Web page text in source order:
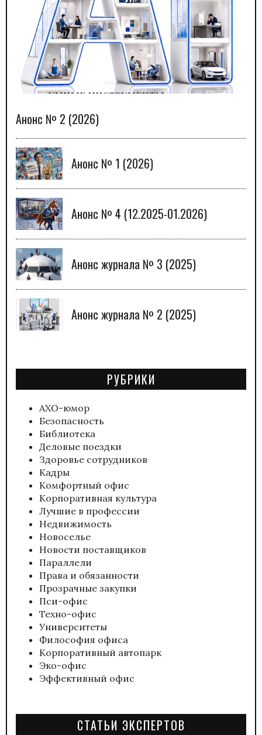
Анонс № 2 (2026)
Анонс № 1 (2026)
Анонс № 4 (12.2025-01.2026)
Анонс журнала № 3 (2025)
Анонс журнала № 2 (2025)
РУБРИКИ
АХО-юмор
Безопасность
Библиотека
Деловые поездки
Здоровье сотрудников
Кадры
Комфортный офис
Корпоративная культура
Лучшие в профессии
Недвижимость
Новоселье
Новости поставщиков
Параллели
Права и обязанности
Прозрачные закупки
Пси-офис
Техно-офис
Университеты
Философия офиса
Корпоративный автопарк
Эко-офис
Эффективный офис
СТАТЬИ ЭКСПЕРТОВ